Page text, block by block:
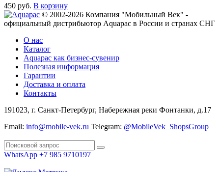
450 руб. В корзину
© 2002-2026 Компания "Мобильный Век" -
официальный дистрибьютор Aquapac в России и странах СНГ
О нас
Каталог
Aquapac как бизнес-сувенир
Полезная информация
Гарантии
Доставка и оплата
Контакты
191023, г. Санкт-Петербург, Набережная реки Фонтанки, д.17
Email: info@mobile-vek.ru Telegram: @MobileVek_ShopsGroup
WhatsApp +7 985 9710197